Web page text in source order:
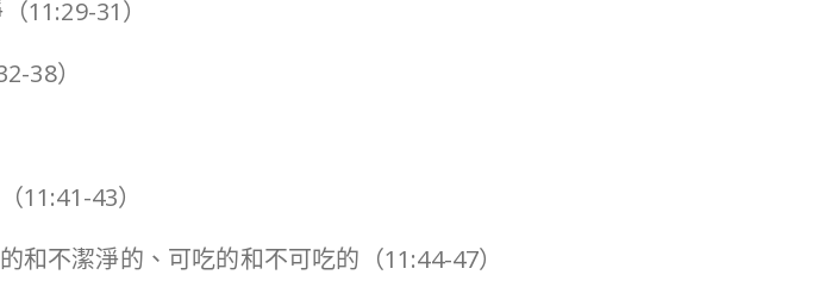
11:29-31）
38）
11:41-43）
不潔淨的、可吃的和不可吃的（11:44-47）